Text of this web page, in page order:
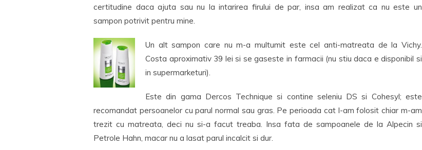
certitudine daca ajuta sau nu la intarirea firului de par, insa am realizat ca nu este un
sampon potrivit pentru mine.
Un alt sampon care nu m-a multumit este cel anti-matreata de la Vichy.
Costa aproximativ 39 lei si se gaseste in farmacii (nu stiu daca e disponibil si
in supermarketuri).
Este din gama Dercos Technique si contine seleniu DS si Cohesyl; este
recomandat persoanelor cu parul normal sau gras. Pe perioada cat l-am folosit chiar m-am
trezit cu matreata, deci nu si-a facut treaba. Insa fata de sampoanele de la Alpecin si
Petrole Hahn, macar nu a lasat parul incalcit si dur.